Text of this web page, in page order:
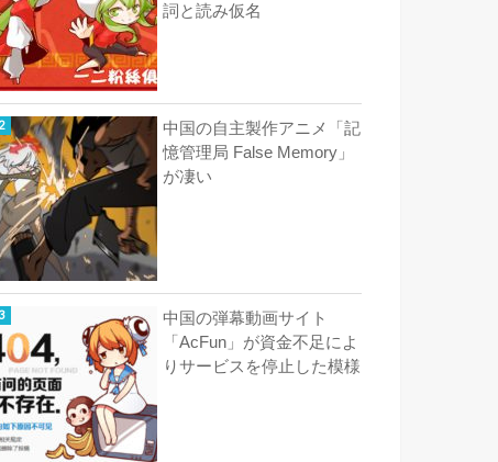
詞と読み仮名
中国の自主製作アニメ「記
憶管理局 False Memory」
が凄い
中国の弾幕動画サイト
「AcFun」が資金不足によ
りサービスを停止した模様